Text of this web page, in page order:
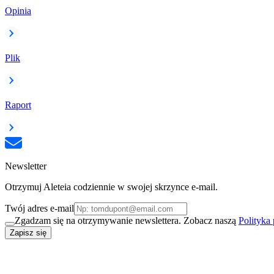
Opinia
Plik
Raport
Newsletter
Otrzymuj Aleteia codziennie w swojej skrzynce e-mail.
Twój adres e-mail
Zgadzam się na otrzymywanie newslettera. Zobacz naszą Polityka
Zapisz się